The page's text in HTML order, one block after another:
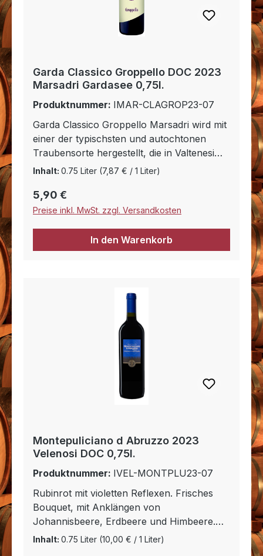
Garda Classico Groppello DOC 2023
Marsadri Gardasee 0,75l.
Produktnummer: IMAR-CLAGROP23-07
Garda Classico Groppello Marsadri wird mit
einer der typischsten und autochtonen
Traubensorte hergestellt, die in Valtenesi
angebaut werden: Groppello. Er hat eine
mild und ausgeglichen. Seine Farbe ist
rubinrot. Groppello passt zu verschiedenen
Saucen, Fleischgerichten und Vorspeisen.
Besonders geeignet ist er zu Salami oder
Inhalt: 0.75 Liter (7,87 € / 1 Liter)
Regulärer Preis:
5,90 €
Preise inkl. MwSt. zzgl. Versandkosten
In den Warenkorb
Montepuliciano d Abruzzo 2023
Velenosi DOC 0,75l.
Produktnummer: IVEL-MONTPLU23-07
Rubinrot mit violetten Reflexen. Frisches
Bouquet, mit Anklängen von
Johannisbeere, Erdbeere und Himbeere.
Frischer und fruchtiger Charakter, weich
Inhalt: 0.75 Liter (10,00 € / 1 Liter)